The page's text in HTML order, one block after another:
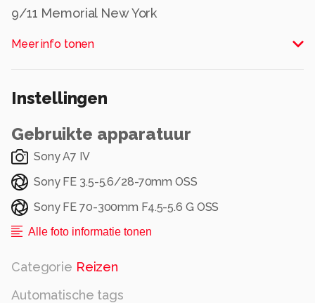
9/11 Memorial New York
Alle rechten voorbehouden
Meer info tonen
Instellingen
Gebruikte apparatuur
Sony A7 IV
Sony FE 3.5-5.6/28-70mm OSS
Sony FE 70-300mm F4.5-5.6 G OSS
Alle foto informatie tonen
Categorie Reizen
Automatische tags